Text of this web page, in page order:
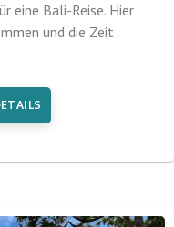
eine Bali-Reise. Hier
und die Zeit